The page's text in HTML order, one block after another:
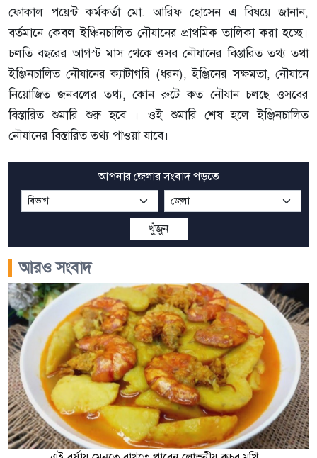
ফোকাল পয়েন্ট কর্মকর্তা মো. আরিফ হোসেন এ বিষয়ে জানান,
বর্তমানে কেবল ইঞ্চিনচালিত নৌযানের প্রাথমিক তালিকা করা হচ্ছে।
চলতি বছরের আগস্ট মাস থেকে ওসব নৌযানের বিস্তারিত তথ্য তথা
ইঞ্জিনচালিত নৌযানের ক্যাটাগরি (ধরন), ইঞ্জিনের সক্ষমতা, নৌযানে
নিয়োজিত জনবলের তথ্য, কোন রুটে কত নৌযান চলছে ওসবের
বিস্তারিত শুমারি শুরু হবে । ওই শুমারি শেষ হলে ইঞ্জিনচালিত
নৌযানের বিস্তারিত তথ্য পাওয়া যাবে।
আপনার জেলার সংবাদ পড়তে
খুঁজুন
আরও সংবাদ